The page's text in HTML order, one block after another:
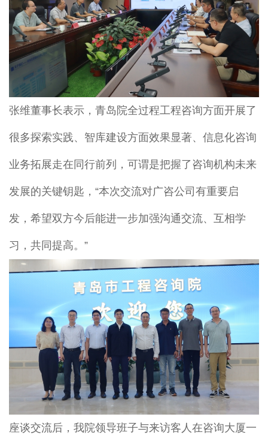
张维董事长表示，青岛院全过程工程咨询方面开展了
很多探索实践、智库建设方面效果显著、信息化咨询
业务拓展走在同行前列，可谓是把握了咨询机构未来
发展的关键钥匙，“本次交流对广咨公司有重要启
发，希望双方今后能进一步加强沟通交流、互相学
习，共同提高。”
座谈交流后，我院领导班子与来访客人在咨询大厦一